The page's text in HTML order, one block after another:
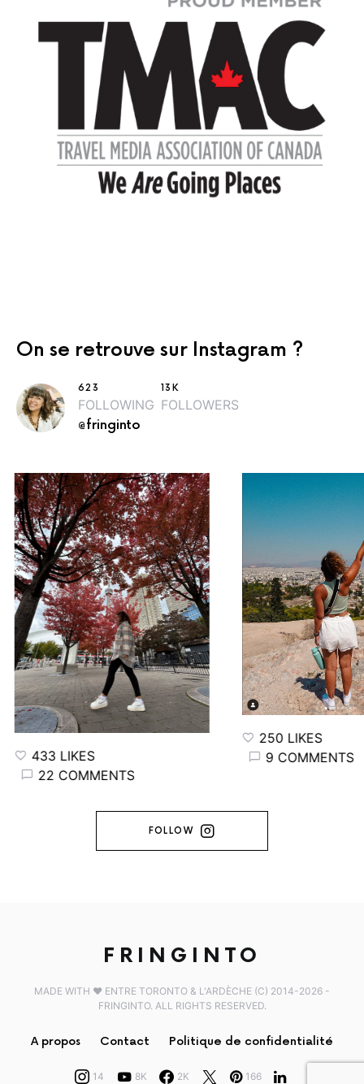
On se retrouve sur Instagram ?
623
FOLLOWING
13K
FOLLOWERS
@fringinto
433 LIKES
22 COMMENTS
250 LIKES
9 COMMENTS
FOLLOW
FRINGINTO
MADE WITH ♥️ ENTRE TORONTO & L'ARDÈCHE (C) 2014-2026 -
FRINGINTO. ALL RIGHTS RESERVED.
A propos Contact Politique de confidentialité
14 8K 2K 166